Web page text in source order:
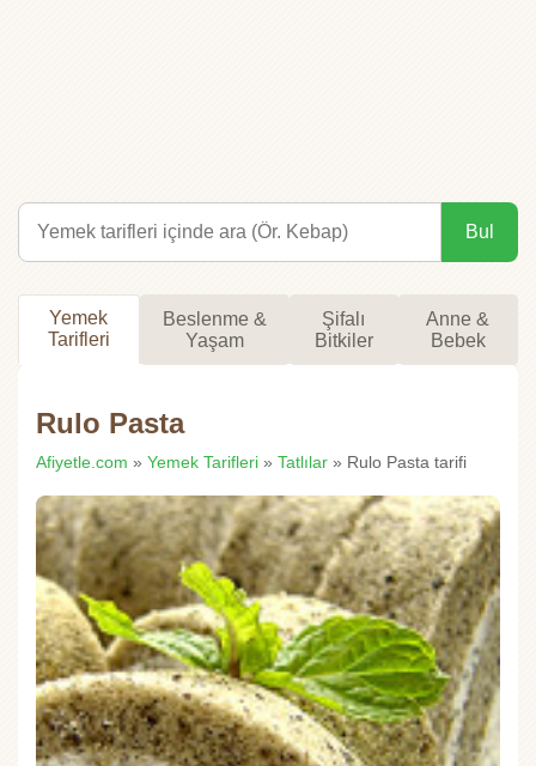
Bul
Yemek
Tarifleri
Beslenme &
Yaşam
Şifalı
Bitkiler
Anne &
Bebek
Rulo Pasta
Afiyetle.com » Yemek Tarifleri » Tatlılar » Rulo Pasta tarifi